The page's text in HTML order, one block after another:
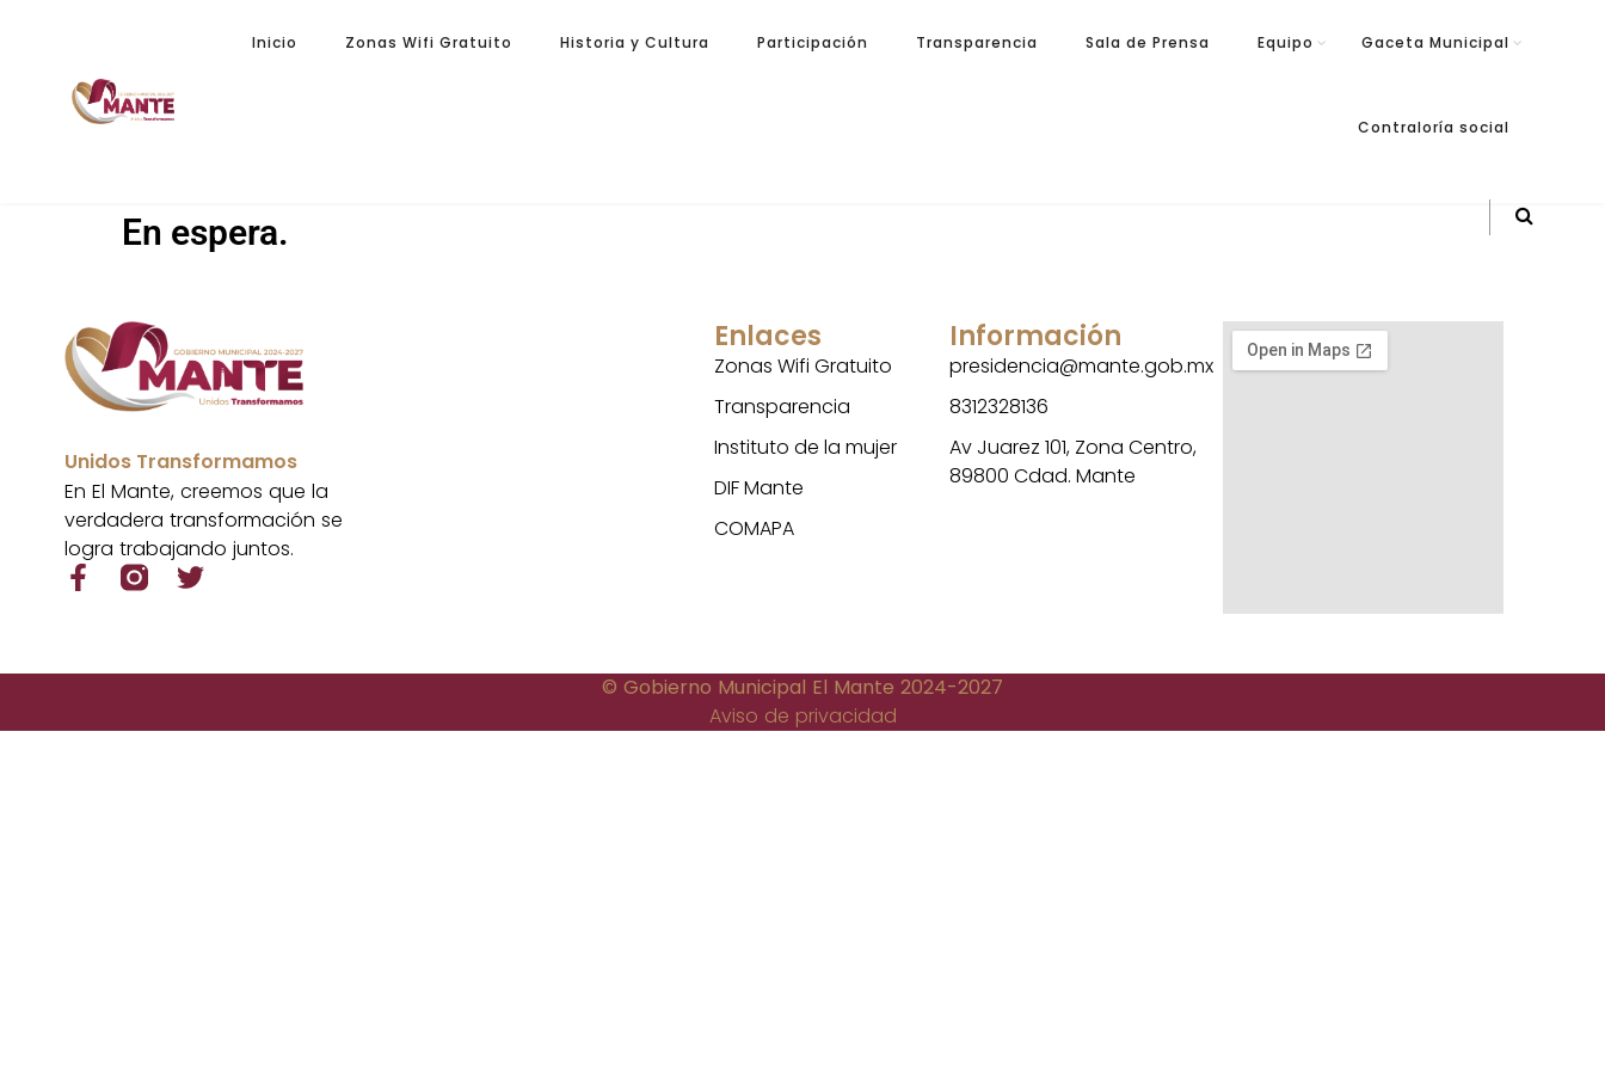
Inicio Zonas Wifi Gratuito Historia y Cultura Participación Transparencia Sala de Prensa Equipo Gaceta Municipal
Contraloría social
En espera.
Unidos Transformamos
En El Mante, creemos que la
verdadera transformación se
logra trabajando juntos.
Enlaces
Zonas Wifi Gratuito
Transparencia
Instituto de la mujer
DIF Mante
COMAPA
Información
presidencia@mante.gob.mx
8312328136
Av Juarez 101, Zona Centro,
89800 Cdad. Mante
© Gobierno Municipal El Mante 2024-2027
Aviso de privacidad